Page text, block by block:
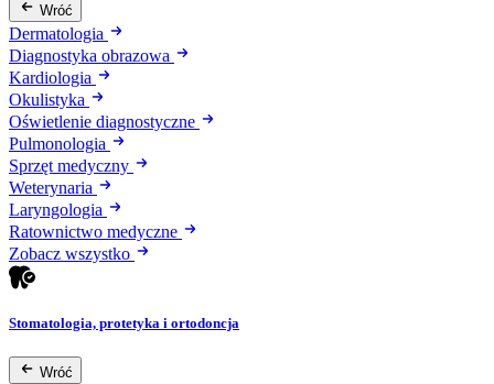
Wróć
Dermatologia
Diagnostyka obrazowa
Kardiologia
Okulistyka
Oświetlenie diagnostyczne
Pulmonologia
Sprzęt medyczny
Weterynaria
Laryngologia
Ratownictwo medyczne
Zobacz wszystko
Stomatologia, protetyka i ortodoncja
Wróć